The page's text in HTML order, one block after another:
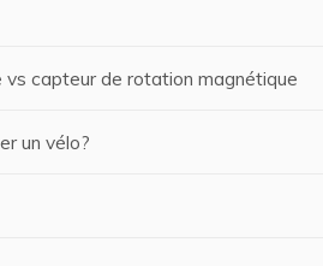
capteur de rotation magnétique
un vélo?